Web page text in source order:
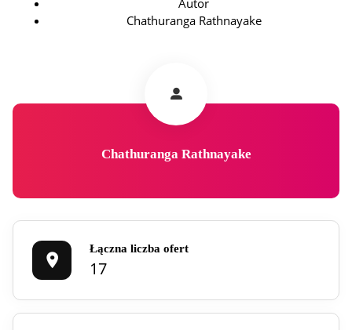
Autor
Chathuranga Rathnayake
Chathuranga Rathnayake
Łączna liczba ofert
17